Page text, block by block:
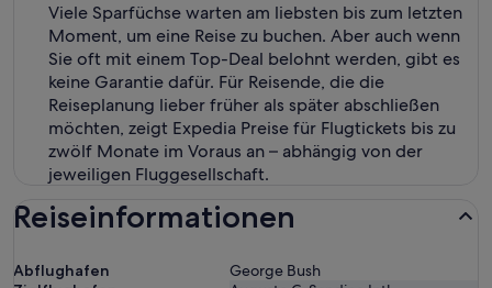
Viele Sparfüchse warten am liebsten bis zum letzten
Moment, um eine Reise zu buchen. Aber auch wenn
Sie oft mit einem Top-Deal belohnt werden, gibt es
keine Garantie dafür. Für Reisende, die die
Reiseplanung lieber früher als später abschließen
möchten, zeigt Expedia Preise für Flugtickets bis zu
zwölf Monate im Voraus an – abhängig von der
jeweiligen Fluggesellschaft.
Reiseinformationen
Abflughafen
George Bush